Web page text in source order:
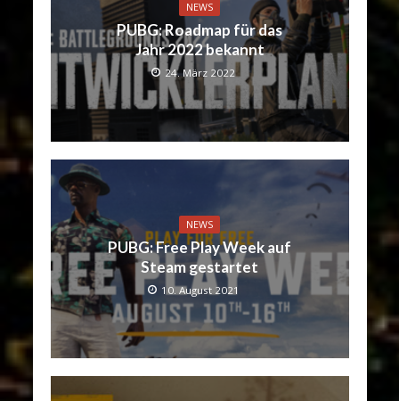
NEWS
PUBG: Roadmap für das
Jahr 2022 bekannt
24. März 2022
NEWS
PUBG: Free Play Week auf
Steam gestartet
10. August 2021